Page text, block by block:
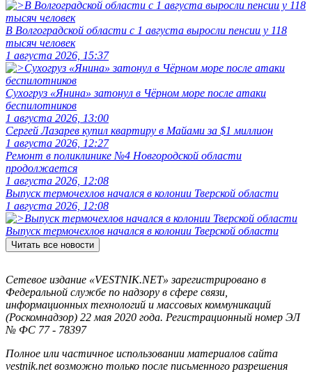
В Волгоградской области с 1 августа выросли пенсии у 118
тысяч человек
1 августа 2026, 15:37
Сухогруз «Янина» затонул в Чёрном море после атаки
беспилотников
1 августа 2026, 13:00
Сергей Лазарев купил квартиру в Майами за $1 миллион
1 августа 2026, 12:27
Ремонт в поликлинике №4 Новгородской области
продолжается
1 августа 2026, 12:08
Выпуск термочехлов начался в колонии Тверской области
1 августа 2026, 12:08
Выпуск термочехлов начался в колонии Тверской области
Читать все новости
Сетевое издание «VESTNIK.NET» зарегистрировано в
Федеральной службе по надзору в сфере связи,
информационных технологий и массовых коммуникаций
(Роскомнадзор) 22 мая 2020 года. Регистрационный номер ЭЛ
№ ФС 77 - 78397
Полное или частичное использовании материалов сайта
vestnik.net возможно только после письменного разрешения